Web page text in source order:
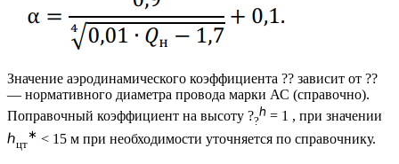
Значение аэродинамического коэффициента ?? зависит от ??
— нормативного диаметра провода марки АС (справочно).
Поправочный коэффициент на высоту ??
ℎ = 1 , при значении
ℎцт
∗ < 15 м при необходимости уточняется по справочнику.